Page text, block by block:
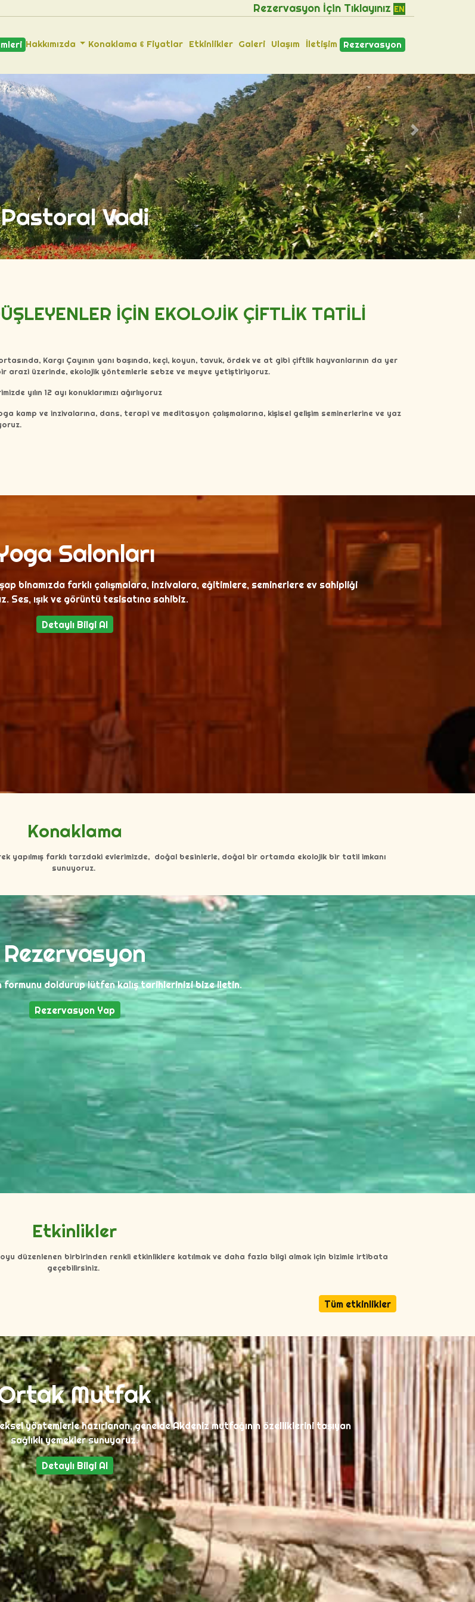
Rezervasyon İçin Tıklayınız EN
Hakkımızda Konaklama & Fiyatlar Etkinlikler Galeri Ulaşım İletişim Rezervasyon
Dere
Next
İÇİN EKOLOJİK ÇİFTLİK TATİLİ
Kargı Çayının yanı başında, keçi, koyun, tavuk, ördek ve at gibi çiftlik hayvanlarının da yer
arazi üzerinde, ekolojik yöntemlerle sebze ve meyve yetiştiriyoruz.
yılın 12 ayı konuklarımızı ağırlıyoruz
kamp ve inzivalarına, dans, terapi ve meditasyon çalışmalarına, kişisel gelişim seminerlerine ve yaz
Salonları
binamızda farklı çalışmalara, inzivalara, eğitimlere, seminerlere ev sahipliği
Ses, ışık ve görüntü tesisatına sahibiz.
Detaylı Bilgi Al
Konaklama
yapılmış farklı tarzdaki evlerimizde, doğal besinlerle, doğal bir ortamda ekolojik bir tatil imkanı
sunuyoruz.
Rezervasyon
doldurup lütfen kalış tarihlerinizi bize iletin.
Rezervasyon Yap
Etkinlikler
düzenlenen birbirinden renkli etkinliklere katılmak ve daha fazla bilgi almak için bizimle irtibata
geçebilirsiniz.
Tüm etkinlikler
Mutfak
yöntemlerle hazırlanan, genelde Akdeniz mutfağının özelliklerini taşıyan
sağlıklı yemekler sunuyoruz.
Detaylı Bilgi Al